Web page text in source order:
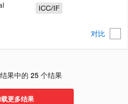
对比
ICC/IF
果中的 25 个结果
更多结果